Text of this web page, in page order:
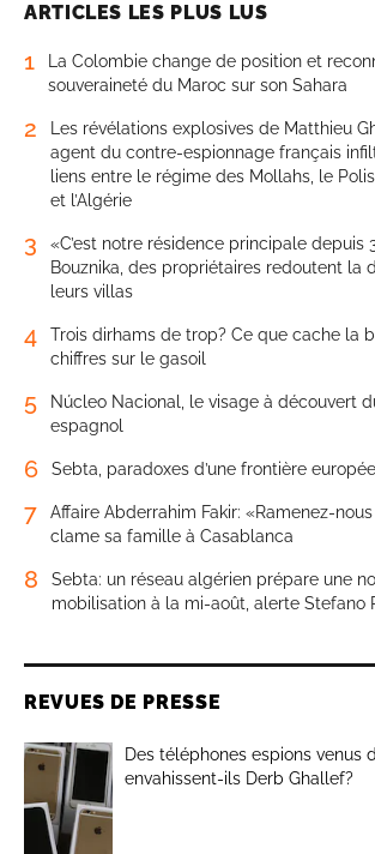
ARTICLES LES PLUS LUS
1
La Colombie change de position et
souveraineté du Maroc sur son Sahara
2
Les révélations explosives de Matthieu
agent du contre-espionnage français
liens entre le régime des Mollahs, le
et l’Algérie
3
«C’est notre résidence principale depuis
Bouznika, des propriétaires redoutent la
leurs villas
4
Trois dirhams de trop? Ce que cache la
chiffres sur le gasoil
5
Núcleo Nacional, le visage à découvert
espagnol
6 Sebta, paradoxes d’une frontière
7
Affaire Abderrahim Fakir: «Ramenez-
clame sa famille à Casablanca
8
Sebta: un réseau algérien prépare une
mobilisation à la mi-août, alerte Stefano
REVUES DE PRESSE
Des téléphones espions venus
envahissent-ils Derb Ghallef?